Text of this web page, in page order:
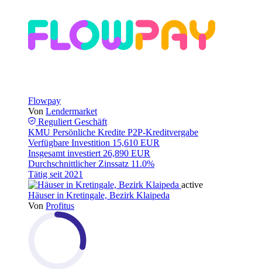
Flowpay
Von Lendermarket
Reguliert Geschäft
KMU Persönliche Kredite P2P-Kreditvergabe
Verfügbare Investition 15,610 EUR
Insgesamt investiert 26,890 EUR
Durchschnittlicher Zinssatz 11.0%
Tätig seit 2021
active
Häuser in Kretingale, Bezirk Klaipeda
Von Profitus